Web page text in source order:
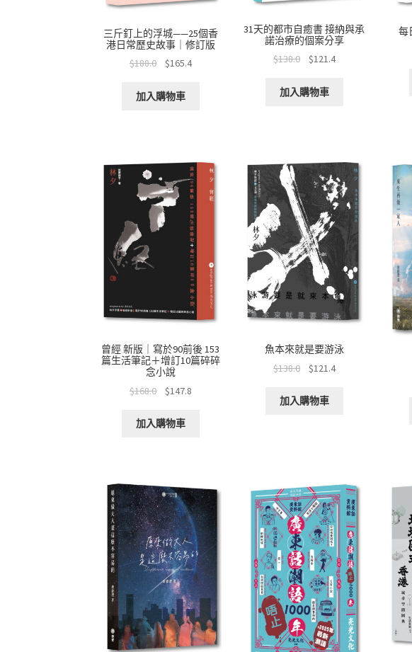
三斤釘上的浮城——25個香
港日常歷史故事｜修訂版
$188.0 $165.4
加入購物車
31天的都市自癒書 接納與承
諾治療的個案分享
$138.0 $121.4
加入購物車
每
曾經 新版｜寫於90前後 153
篇生活筆記＋增訂10篇碎碎
念小說
$168.0 $147.8
加入購物車
魚本來就是要游泳
$138.0 $121.4
加入購物車